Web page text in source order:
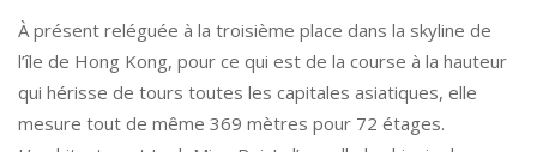
À présent reléguée à la troisième place dans la skyline de
l’île de Hong Kong, pour ce qui est de la course à la hauteur
qui hérisse de tours toutes les capitales asiatiques, elle
mesure tout de même 369 mètres pour 72 étages.